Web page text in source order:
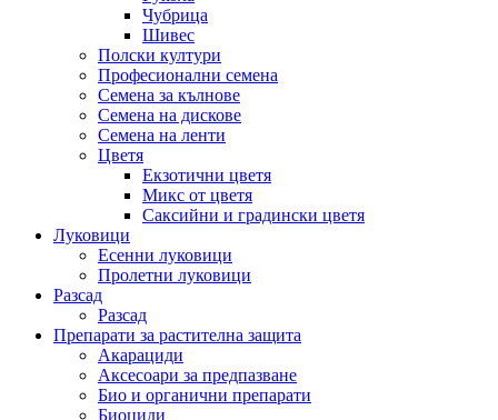
Чубрица
Шивес
Полски култури
Професионални семена
Семена за кълнове
Семена на дискове
Семена на ленти
Цветя
Екзотични цветя
Микс от цветя
Саксийни и градински цветя
Луковици
Есенни луковици
Пролетни луковици
Разсад
Разсад
Препарати за растителна защита
Акарациди
Аксесоари за предпазване
Био и органични препарати
Биоциди